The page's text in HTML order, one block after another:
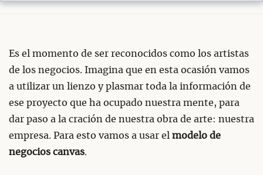
Es el momento de ser reconocidos como los artistas
de los negocios. Imagina que en esta ocasión vamos
a utilizar un lienzo y plasmar toda la información de
ese proyecto que ha ocupado nuestra mente, para
dar paso a la cración de nuestra obra de arte: nuestra
empresa. Para esto vamos a usar el modelo de
negocios canvas.